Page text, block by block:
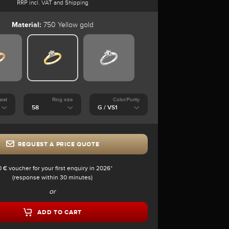
RRP incl. VAT and Shipping
Material: 750 Yellow gold
Ring size Color/Purity
REQUEST A PRICE QUOTE
€ voucher for your first enquiry in 2026*
(response within 30 minutes)
or
ADD TO CART